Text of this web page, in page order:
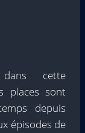
cette
places sont
depuis
épisodes de